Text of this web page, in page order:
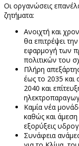
Οι οργανώσεις
ζητήματα:
Ανοιχτή και
θα επιτρέψει
εφαρμογή των
πολιτικών του
Πλήρη
έως το 2035 και
2040 και
Καμία νέα
καθώς και
εξορύξεις
Συνάφεια